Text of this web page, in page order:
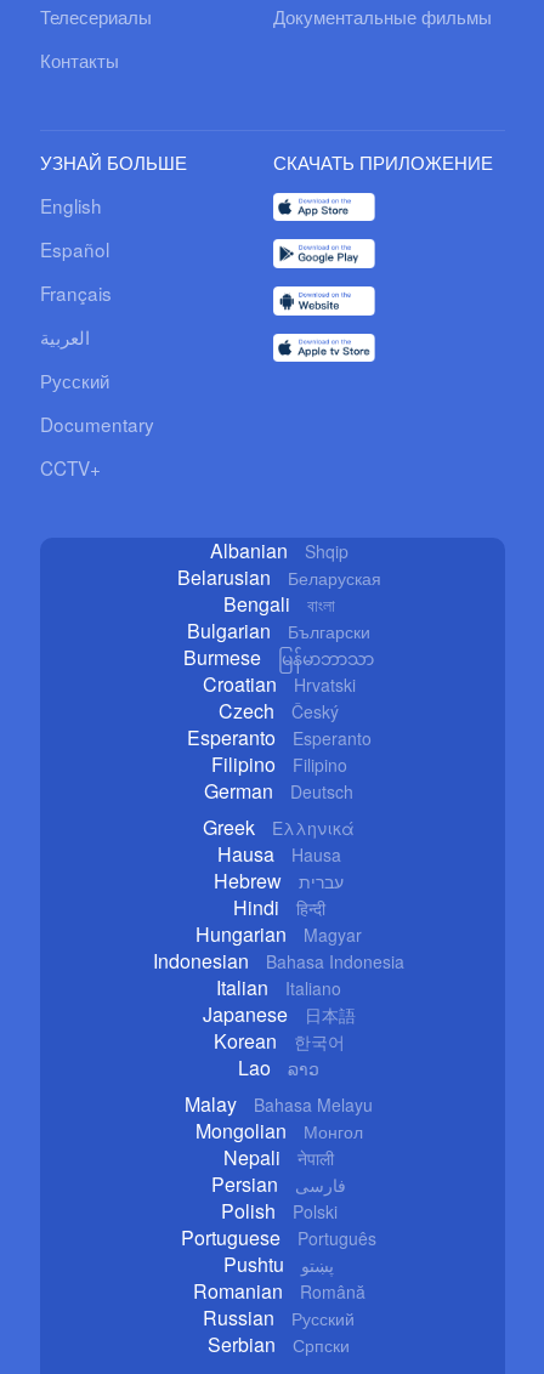
Телесериалы
Документальные фильмы
Контакты
УЗНАЙ БОЛЬШЕ
English
Español
Français
العربية
Русский
Documentary
CCTV+
СКАЧАТЬ ПРИЛОЖЕНИЕ
Albanian Shqip
Belarusian Беларуская
Bengali বাংলা
Bulgarian Български
Burmese မြန်မာဘာသာ
Croatian Hrvatski
Czech Český
Esperanto Esperanto
Filipino Filipino
German Deutsch
Greek Ελληνικά
Hausa Hausa
Hebrew עברית
Hindi हिन्दी
Hungarian Magyar
Indonesian Bahasa Indonesia
Italian Italiano
Japanese 日本語
Korean 한국어
Lao ລາວ
Malay Bahasa Melayu
Mongolian Монгол
Nepali नेपाली
Persian فارسی
Polish Polski
Portuguese Português
Pushtu پښتو
Romanian Română
Russian Русский
Serbian Српски